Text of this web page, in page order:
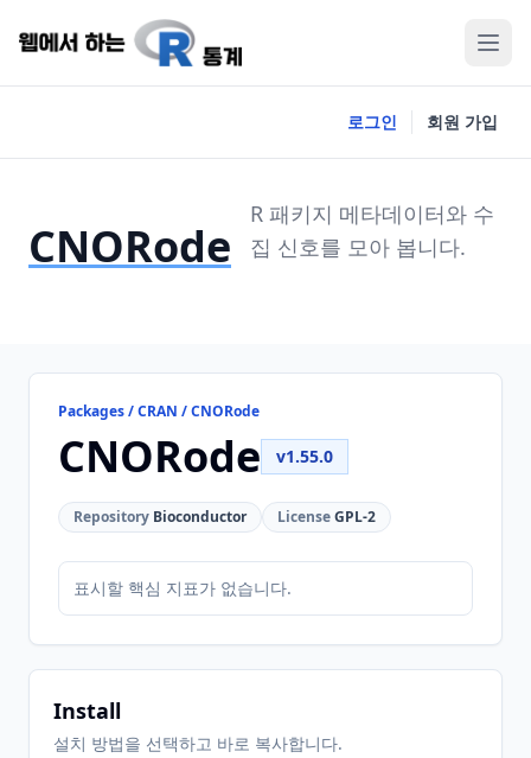
로그인 회원 가입
CNORode
R 패키지 메타데이터와 수
집 신호를 모아 봅니다.
Packages / CRAN / CNORode
CNORode v1.55.0
Repository Bioconductor LicenseGPL-2
표시할 핵심 지표가 없습니다.
Install
설치 방법을 선택하고 바로 복사합니다.